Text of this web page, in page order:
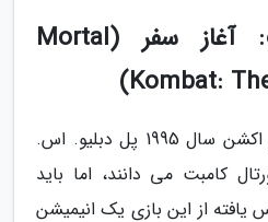
6. مورتال کامبت: آغاز سفر (Mortal
Kombat:
در حالی که اکثرا فیلم لایو اکشن سال 1995 پل دبلیو. اس.
کامبت می دانند، اما باید
یافته از این بازی یک انیمیشن